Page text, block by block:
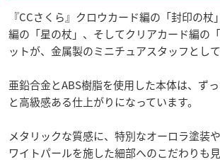
『CCさくら』クロウカード編の「封印の杖
編の「星の杖」、そしてクリアカード編の
ットが、金属製のミニチュアスタッフとして
亜鉛合金とABS樹脂を使用した本体は、ず
と高級感ある仕上がりになっています。
メタリックな質感に、特別なオーロラ塗装
ワイトパールを施した細部へのこだわりも見